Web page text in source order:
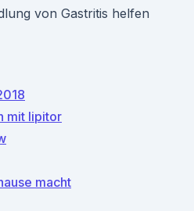
von Gastritis helfen
mit lipitor
macht